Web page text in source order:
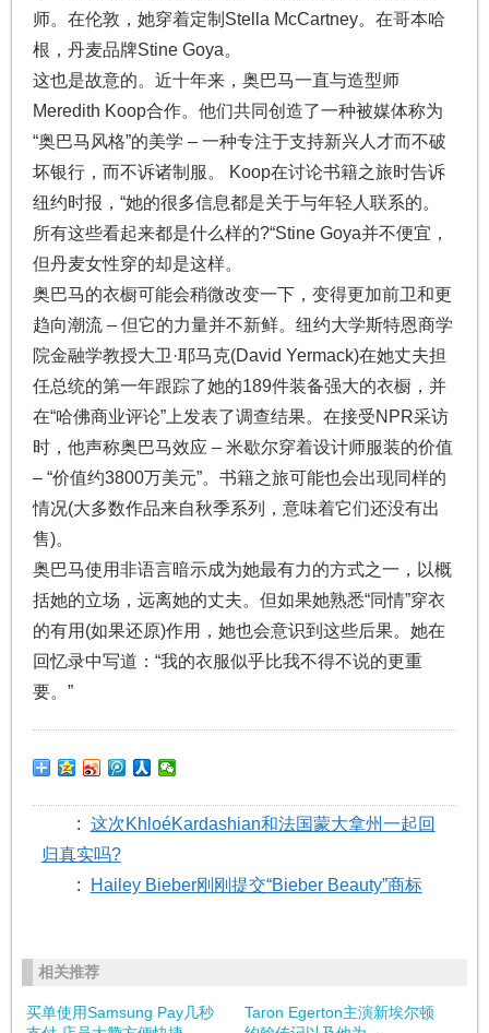
师。在伦敦，她穿着定制Stella McCartney。在哥本哈
根，丹麦品牌Stine Goya。
这也是故意的。近十年来，奥巴马一直与造型师
Meredith Koop合作。他们共同创造了一种被媒体称为
“奥巴马风格”的美学 – 一种专注于支持新兴人才而不破
坏银行，而不诉诸制服。 Koop在讨论书籍之旅时告诉
纽约时报，“她的很多信息都是关于与年轻人联系的。
所有这些看起来都是什么样的?“Stine Goya并不便宜，
但丹麦女性穿的却是这样。
奥巴马的衣橱可能会稍微改变一下，变得更加前卫和更
趋向潮流 – 但它的力量并不新鲜。纽约大学斯特恩商学
院金融学教授大卫·耶马克(David Yermack)在她丈夫担
任总统的第一年跟踪了她的189件装备强大的衣橱，并
在“哈佛商业评论”上发表了调查结果。在接受NPR采访
时，他声称奥巴马效应 – 米歇尔穿着设计师服装的价值
– “价值约3800万美元”。书籍之旅可能也会出现同样的
情况(大多数作品来自秋季系列，意味着它们还没有出
售)。
奥巴马使用非语言暗示成为她最有力的方式之一，以概
括她的立场，远离她的丈夫。但如果她熟悉“同情”穿衣
的有用(如果还原)作用，她也会意识到这些后果。她在
回忆录中写道：“我的衣服似乎比我不得不说的更重
要。”
: 这次KhloéKardashian和法国蒙大拿州一起回
归真实吗?
:
Hailey Bieber刚刚提交“Bieber Beauty”商标
相关推荐
买单使用Samsung Pay几秒
Taron Egerton主演新埃尔顿